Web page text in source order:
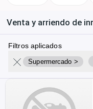
Filtros aplicados
Supermercado >